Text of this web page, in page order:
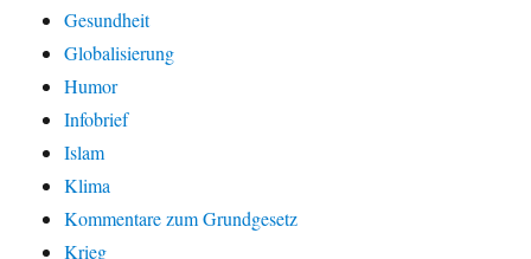
Gesundheit
Globalisierung
Humor
Infobrief
Islam
Klima
Kommentare zum Grundgesetz
Krieg